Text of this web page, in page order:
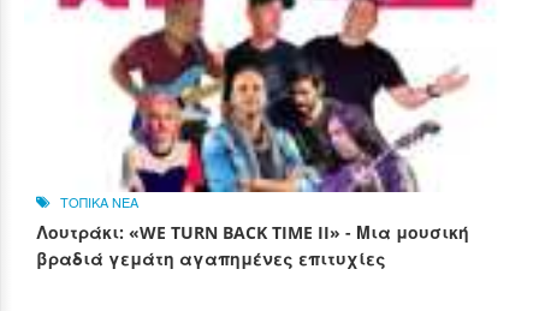
ΤΟΠΙΚΑ ΝΕΑ
Λουτράκι: «WE TURN BACK TIME II» - Μια μουσική
βραδιά γεμάτη αγαπημένες επιτυχίες